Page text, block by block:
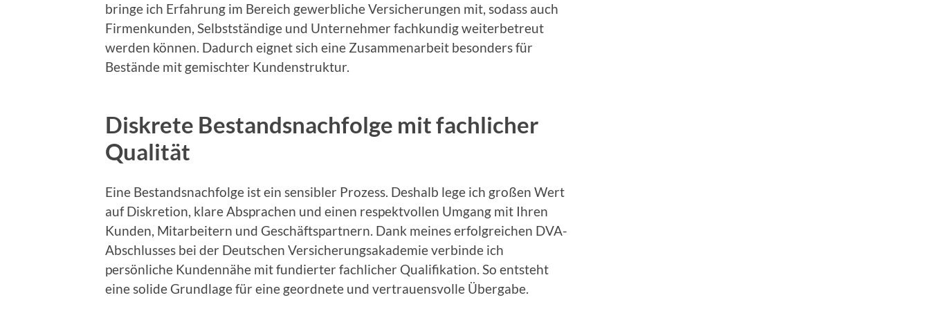
bringe ich Erfahrung im Bereich gewerbliche Versicherungen mit, sodass auch
Firmenkunden, Selbstständige und Unternehmer fachkundig weiterbetreut
werden können. Dadurch eignet sich eine Zusammenarbeit besonders für
Bestände mit gemischter Kundenstruktur.
Diskrete Bestandsnachfolge mit fachlicher
Qualität
Eine Bestandsnachfolge ist ein sensibler Prozess. Deshalb lege ich großen Wert
auf Diskretion, klare Absprachen und einen respektvollen Umgang mit Ihren
Kunden, Mitarbeitern und Geschäftspartnern. Dank meines erfolgreichen DVA-
Abschlusses bei der Deutschen Versicherungsakademie verbinde ich
persönliche Kundennähe mit fundierter fachlicher Qualifikation. So entsteht
eine solide Grundlage für eine geordnete und vertrauensvolle Übergabe.